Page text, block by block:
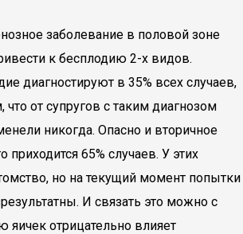
заболевание в половой зоне
к бесплодию 2-х видов.
диагностируют в 35% всех случаев,
что от супругов с таким диагнозом
никогда. Опасно и вторичное
приходится 65% случаев. У этих
но на текущий момент попытки
И связать это можно с
яичек отрицательно влияет